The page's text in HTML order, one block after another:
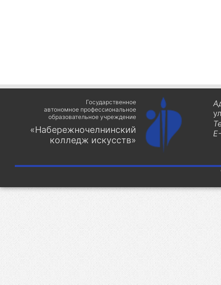
Государственное
автономное профессиональное
образовательное учреждение
«Набережночелнинский
колледж искусств»